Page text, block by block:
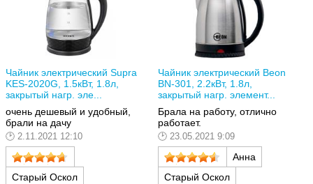
Чайник электрический Supra
KES-2020G, 1.5кВт, 1.8л,
закрытый нагр. эле...
очень дешевый и удобный,
брали на дачу
2.11.2021 12:10
Старый Оскол
Чайник электрический Beon
BN-301, 2.2кВт, 1.8л,
закрытый нагр. элемент...
Брала на работу, отлично
работает.
23.05.2021 9:09
Анна
Старый Оскол